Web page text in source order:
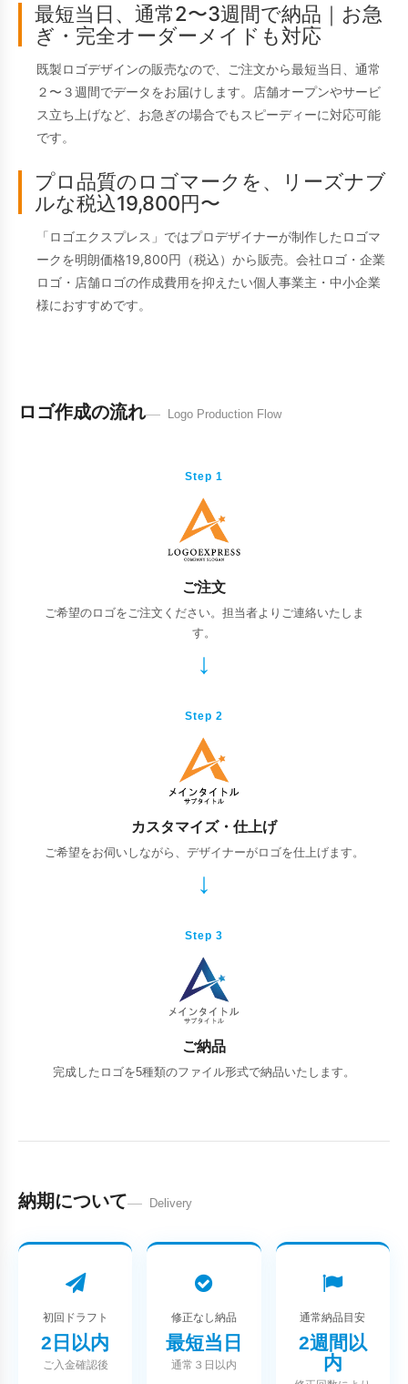
最短当日、通常2〜3週間で納品｜お急
ぎ・完全オーダーメイドも対応
既製ロゴデザインの販売なので、ご注文から最短当日、通常
２〜３週間でデータをお届けします。店舗オープンやサービ
ス立ち上げなど、お急ぎの場合でもスピーディーに対応可能
です。
プロ品質のロゴマークを、リーズナブ
ルな税込19,800円〜
「ロゴエクスプレス」ではプロデザイナーが制作したロゴマ
ークを明朗価格19,800円（税込）から販売。会社ロゴ・企業
ロゴ・店舗ロゴの作成費用を抑えたい個人事業主・中小企業
様におすすめです。
ロゴ作成の流れ Logo Production Flow
Step 1
ご注文
ご希望のロゴをご注文ください。担当者よりご連絡いたしま
す。
Step 2
カスタマイズ・仕上げ
ご希望をお伺いしながら、デザイナーがロゴを仕上げます。
Step 3
ご納品
完成したロゴを5種類のファイル形式で納品いたします。
納期について Delivery
初回ドラフト
2日以内
ご入金確認後
修正なし納品
最短当日
通常３日以内
通常納品目安
2週間以
内